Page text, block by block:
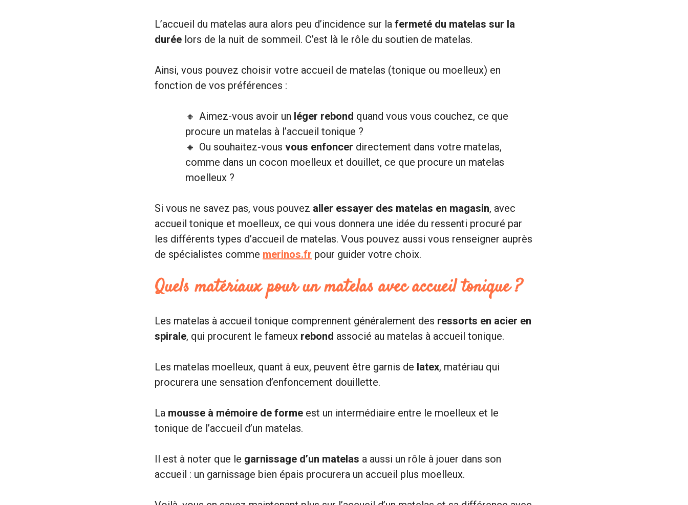
L’accueil du matelas aura alors peu d’incidence sur la fermeté du matelas sur la
durée lors de la nuit de sommeil. C’est là le rôle du soutien de matelas.
Ainsi, vous pouvez choisir votre accueil de matelas (tonique ou moelleux) en
fonction de vos préférences :
Aimez-vous avoir un léger rebond quand vous vous couchez, ce que
procure un matelas à l’accueil tonique ?
Ou souhaitez-vous vous enfoncer directement dans votre matelas,
comme dans un cocon moelleux et douillet, ce que procure un matelas
moelleux ?
Si vous ne savez pas, vous pouvez aller essayer des matelas en magasin, avec
accueil tonique et moelleux, ce qui vous donnera une idée du ressenti procuré par
les différents types d’accueil de matelas. Vous pouvez aussi vous renseigner auprès
de spécialistes comme merinos.fr pour guider votre choix.
Quels matériaux pour un matelas avec accueil tonique ?
Les matelas à accueil tonique comprennent généralement des ressorts en acier en
spirale, qui procurent le fameux rebond associé au matelas à accueil tonique.
Les matelas moelleux, quant à eux, peuvent être garnis de latex, matériau qui
procurera une sensation d’enfoncement douillette.
La mousse à mémoire de forme est un intermédiaire entre le moelleux et le
tonique de l’accueil d’un matelas.
Il est à noter que le garnissage d’un matelas a aussi un rôle à jouer dans son
accueil : un garnissage bien épais procurera un accueil plus moelleux.